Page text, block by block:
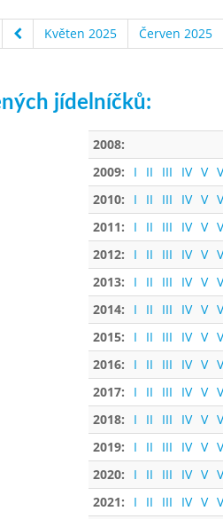
Květen 2025 Červen 2025
jídelníčků:
2008:
2009:
I II III IV V
2010:
I II III IV V
2011:
I II III IV V
2012:
I II III IV V
2013:
I II III IV V
2014:
I II III IV V
2015:
I II III IV V
2016:
I II III IV V
2017:
I II III IV V
2018:
I II III IV V
2019:
I II III IV V
2020:
I II III IV V
2021:
I II III IV V